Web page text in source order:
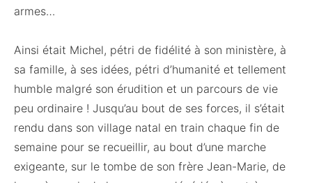
armes…
Ainsi était Michel, pétri de fidélité à son ministère, à
sa famille, à ses idées, pétri d’humanité et tellement
humble malgré son érudition et un parcours de vie
peu ordinaire ! Jusqu’au bout de ses forces, il s’était
rendu dans son village natal en train chaque fin de
semaine pour se recueillir, au bout d’une marche
exigeante, sur le tombe de son frère Jean-Marie, de